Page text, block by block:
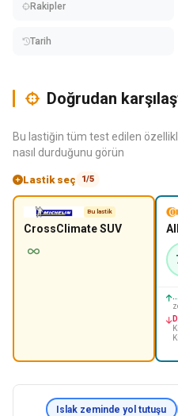
Rakipler
Tarih
Doğrudan
Bu lastiğin tüm test edilen
nasıl durduğunu görün
Lastik seç 1/5
Bu lastik
CrossClimate SUV
Islak zeminde yol tutuşu